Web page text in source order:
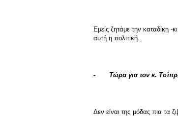
Εμείς ζητάμε την καταδίκη -
αυτή η πολιτική.
- Τώρα για τον κ.
Δεν είναι της μόδας πια τα